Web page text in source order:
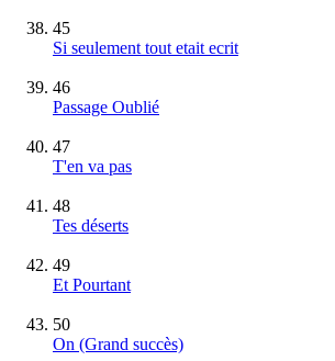
45
Si seulement tout etait ecrit
46
Passage Oublié
47
T'en va pas
48
Tes déserts
49
Et Pourtant
50
On (Grand succès)